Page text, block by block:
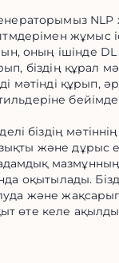
NLP
жұмыс
оның ішінде
біздің құрал
мәтінді құрып,
біздің
және дұрыс
адамдық
оқытылады.
және
өте келе ақылды